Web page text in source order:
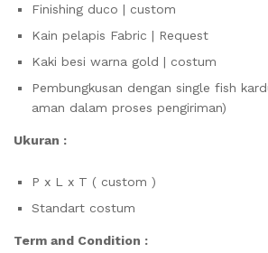
Finishing duco | custom
Kain pelapis Fabric | Request
Kaki besi warna gold | costum
Pembungkusan dengan single fish
aman dalam proses pengiriman)
Ukuran :
P x L x T ( custom )
Standart costum
Term and Condition :